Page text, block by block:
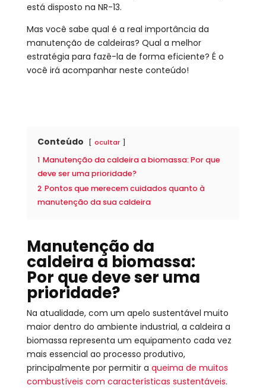
está disposto na NR-13.
Mas você sabe qual é a real importância da
manutenção de caldeiras? Qual a melhor
estratégia para fazê-la de forma eficiente? É o
você irá acompanhar neste conteúdo!
Conteúdo ocultar
1 Manutenção da caldeira a biomassa: Por que
deve ser uma prioridade?
2 Pontos que merecem cuidados quanto à
manutenção da sua caldeira
Manutenção da
caldeira a biomassa:
Por que deve ser uma
prioridade?
Na atualidade, com um apelo sustentável muito
maior dentro do ambiente industrial, a caldeira a
biomassa representa um equipamento cada vez
mais essencial ao processo produtivo,
principalmente por permitir a queima de muitos
combustíveis com características sustentáveis.